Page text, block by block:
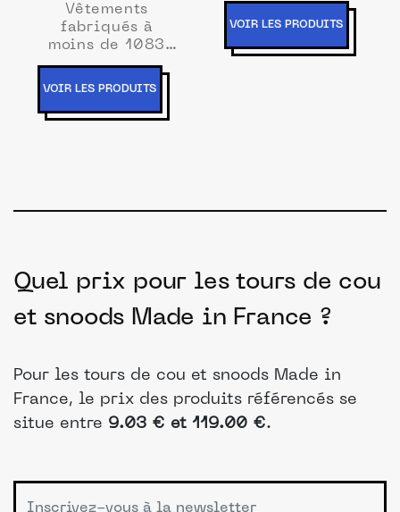
Vêtements
fabriqués à
moins de 1083
km de chez vous
VOIR LES PRODUITS
VOIR LES PRODUITS
Quel prix pour les tours de cou
et snoods Made in France ?
Pour les tours de cou et snoods Made in
France, le prix des produits référencés se
situe entre 9.03 € et 119.00 €.